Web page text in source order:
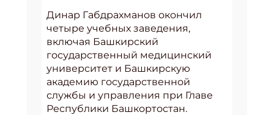
Динар Габдрахманов окончил
четыре учебных заведения,
включая Башкирский
государственный медицинский
университет и Башкирскую
академию государственной
службы и управления при Главе
Республики Башкортостан.